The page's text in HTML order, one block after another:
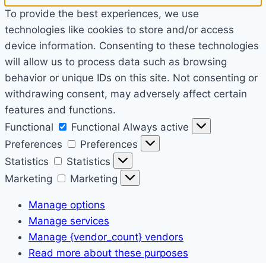
To provide the best experiences, we use
technologies like cookies to store and/or access
device information. Consenting to these technologies
will allow us to process data such as browsing
behavior or unique IDs on this site. Not consenting or
withdrawing consent, may adversely affect certain
features and functions.
Functional
Functional Always active
Preferences
Preferences
Statistics
Statistics
Marketing
Marketing
Manage options
Manage services
Manage {vendor_count} vendors
Read more about these purposes